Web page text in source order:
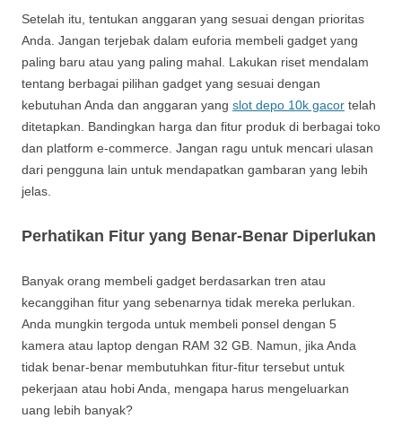
Setelah itu, tentukan anggaran yang sesuai dengan prioritas
Anda. Jangan terjebak dalam euforia membeli gadget yang
paling baru atau yang paling mahal. Lakukan riset mendalam
tentang berbagai pilihan gadget yang sesuai dengan
kebutuhan Anda dan anggaran yang slot depo 10k gacor telah
ditetapkan. Bandingkan harga dan fitur produk di berbagai toko
dan platform e-commerce. Jangan ragu untuk mencari ulasan
dari pengguna lain untuk mendapatkan gambaran yang lebih
jelas.
Perhatikan Fitur yang Benar-Benar Diperlukan
Banyak orang membeli gadget berdasarkan tren atau
kecanggihan fitur yang sebenarnya tidak mereka perlukan.
Anda mungkin tergoda untuk membeli ponsel dengan 5
kamera atau laptop dengan RAM 32 GB. Namun, jika Anda
tidak benar-benar membutuhkan fitur-fitur tersebut untuk
pekerjaan atau hobi Anda, mengapa harus mengeluarkan
uang lebih banyak?